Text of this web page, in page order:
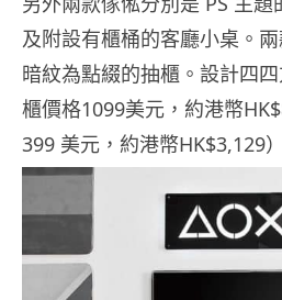
及附設有櫃桶的客廳小桌。
暗紋為點綴的抽櫃。設計四
櫃價格1099美元，約港幣
399 美元，約港幣HK$3,129）